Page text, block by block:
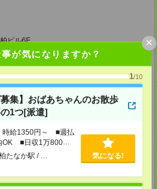
が気になりますか？
1/10
募集】おばあちゃんのお散歩
1つ[派遣]
時給1350円～ ■週払
■日収1万800円
たなか駅 / … 気になる!
×
ビル6F
9 朝日生命千葉ビル4F
センタービル30F